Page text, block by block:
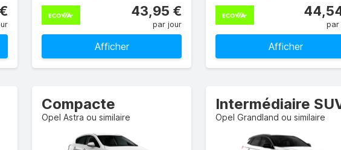
43,95 €
par jour
Afficher
par
Afficher
Compacte
Opel Astra ou similaire
Intermédiaire
Opel Grandland ou similaire